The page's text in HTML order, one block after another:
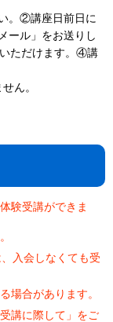
。②講座日前日に
ール」をお送りし
ただけます。④講
ん。
験受講ができま
入会しなくても受
場合があります。
講に際して」をご